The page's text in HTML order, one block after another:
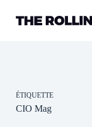
contenu
ÉTIQUETTE
CIO Mag